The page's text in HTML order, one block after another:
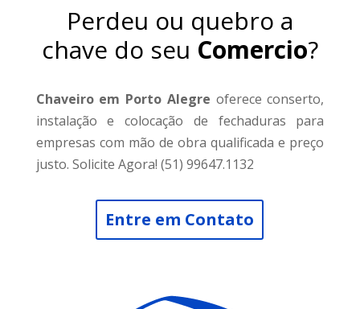
Perdeu ou quebro a
chave do seu Comercio?
Chaveiro em Porto Alegre oferece conserto,
instalação e colocação de fechaduras para
empresas com mão de obra qualificada e preço
justo. Solicite Agora! (51) 99647.1132
Entre em Contato